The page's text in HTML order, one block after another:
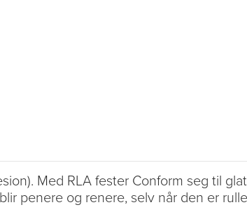
Med RLA fester Conform seg til
penere og renere, selv når den er